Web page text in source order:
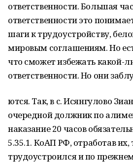
ответственности. Большая
ответственности это
шаги к трудоустройству,
мировым соглашениям. Но
что сможет избежать какой-
ответственности. Но они
ются. Так, в с. Исянгулово
очередной должник по
наказание 20 часов
5.35.1. КоАП РФ, отработав их,
трудоустроился и по